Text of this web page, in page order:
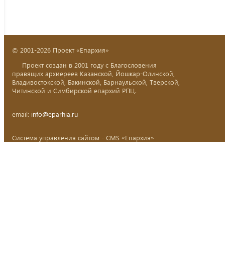
© 2001-2026 Проект «Епархия»
Проект создан в 2001 году с Благословения
правящих архиереев Казанской, Йошкар-Олинской,
Владивостокской, Бакинской, Барнаульской, Тверской,
Читинской и Симбирской епархий РПЦ.
email: info@eparhia.ru
Система управления сайтом - CMS «Епархия»